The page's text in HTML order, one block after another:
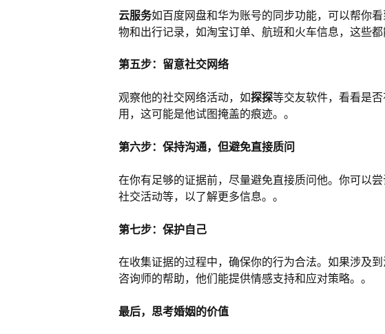
云服务如百度网盘和华为账号的同步功能，可以帮你
物和出行记录，如淘宝订单、航班和火车信息，这些都
第五步：留意社交网络
观察他的社交网络活动，如探探等交友软件，看看是
用，这可能是他试图掩盖的痕迹。。
第六步：保持沟通，但避免直接质问
在你有足够的证据前，尽量避免直接质问他。你可以
社交活动等，以了解更多信息。。
第七步：保护自己
在收集证据的过程中，确保你的行为合法。如果涉及
咨询师的帮助，他们能提供情感支持和应对策略。。
最后，思考婚姻的价值